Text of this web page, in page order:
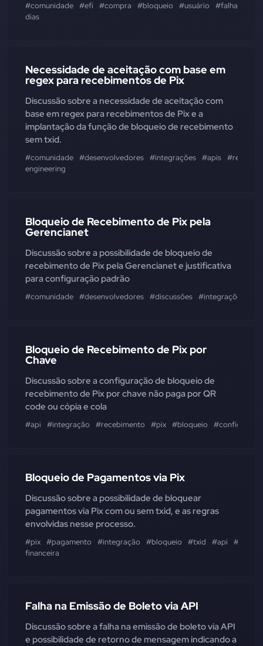
#comunidade #efí #compra #bloqueio #usuário #falha
dias
Necessidade de aceitação com base em
regex para recebimentos de Pix
Discussão sobre a necessidade de aceitação com
base em regex para recebimentos de Pix e a
implantação da função de bloqueio de recebimento
sem txid.
#comunidade #desenvolvedores #integrações #apis #regex
engineering
Bloqueio de Recebimento de Pix pela
Gerencianet
Discussão sobre a possibilidade de bloqueio de
recebimento de Pix pela Gerencianet e justificativa
para configuração padrão
#comunidade #desenvolvedores #discussões #integrações
Bloqueio de Recebimento de Pix por
Chave
Discussão sobre a configuração de bloqueio de
recebimento de Pix por chave não paga por QR
code ou cópia e cola
#api #integração #recebimento #pix #bloqueio
Bloqueio de Pagamentos via Pix
Discussão sobre a possibilidade de bloquear
pagamentos via Pix com ou sem txid, e as regras
envolvidas nesse processo.
#pix #pagamento #integração #bloqueio #txid #api
#regras
financeira
Falha na Emissão de Boleto via API
Discussão sobre a falha na emissão de boleto via API
e possibilidade de retorno de mensagem indicando a